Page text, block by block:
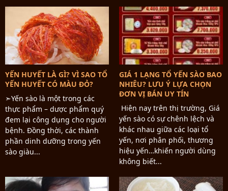
YẾN HUYẾT LÀ GÌ? VÌ SAO TỔ
YẾN HUYẾT CÓ MÀU ĐỎ?
➣Yến sào là một trong các
thực phẩm – dược phẩm quý
đem lại công dụng cho người
bệnh. Đồng thời, các thành
phần dinh dưỡng trong yến
sào giàu...
GIÁ 1 LẠNG TỔ YẾN SÀO BAO
NHIÊU? LƯU Ý LỰA CHỌN
ĐƠN VỊ BÁN UY TÍN
Hiện nay trên thị trường, Giá
yến sào có sự chênh lệch và
khác nhau giữa các loại tổ
yến, nơi phân phối, thương
hiệu yến…khiến người dùng
không biết...